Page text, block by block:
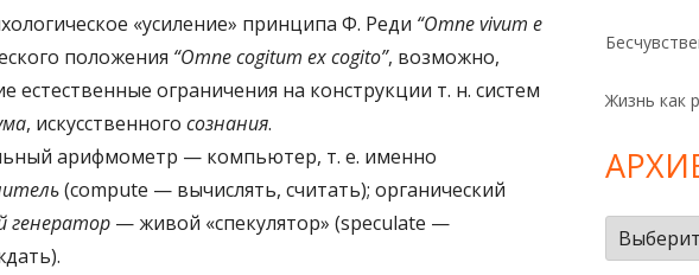
«усиление» принципа Ф. Реди “Omne vivum e
положения “Omnecogitum ex cogito”, возможно,
естественные ограничения на конструкции т. н. систем
, искусственного сознания.
арифмометр — компьютер, т. е. именно
(compute — вычислять, считать); органический
генератор — живой «спекулятор» (speculate —
Жизнь как
Архивы